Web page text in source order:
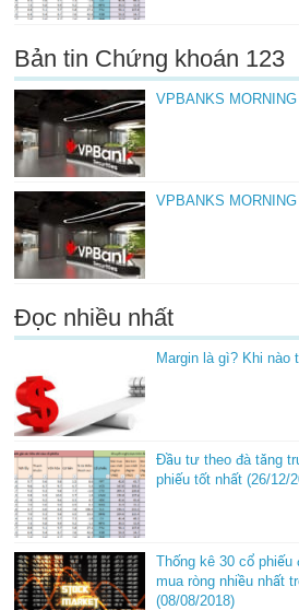
Bản tin Chứng khoán 123
VPBANKS
VPBANKS
Đọc nhiều nhất
Margin là gì? Khi nào
Đầu tư theo đà tăng
phiếu tốt nhất (26/12/
Thống kê 30 cổ
mua ròng nhiều nhất
(08/08/2018)